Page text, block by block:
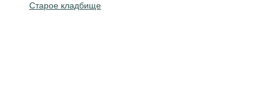
Старое кладбище